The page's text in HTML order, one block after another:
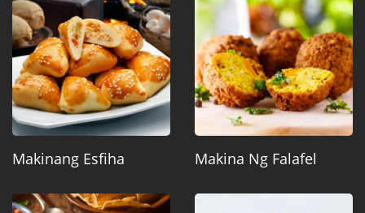
Makinang Esfiha Makina Ng Falafel